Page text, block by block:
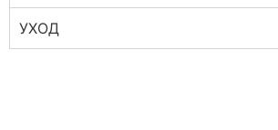
УХОД